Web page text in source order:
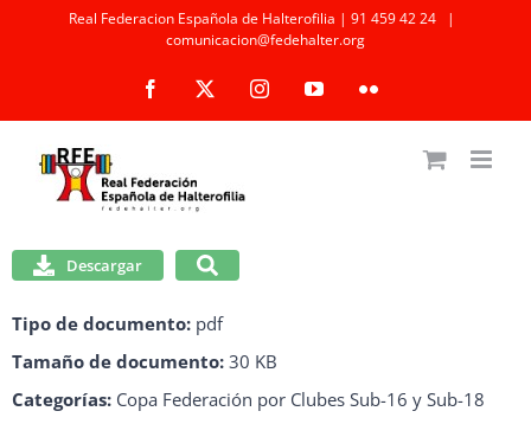
Real Federacion Española de Halterofilia | 91 459 42 24
|
comunicacion@fedehalter.org
Facebook InstagramYouTubeFlickr
Descargar
Tipo de documento: pdf
Tamaño de documento: 30 KB
Categorías: Copa Federación por Clubes Sub-16 y Sub-18